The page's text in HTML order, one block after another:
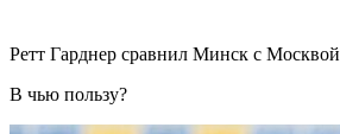
Ретт Гарднер сравнил Минск с Москвой
В чью пользу?